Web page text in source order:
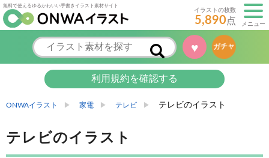
無料で使えるゆるかわいい手書きイラスト素材サイト
イラストの枚数
5,890点 メニュー
♥ ガチャ
利用規約を確認する
ONWAイラスト 家電 テレビ テレビのイラスト
テレビのイラスト